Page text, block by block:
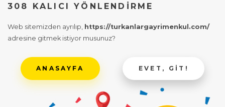
308 KALICI YÖNLENDIRME
Web sitemizden ayrılıp, https://turkanlargayrimenkul.com/
adresine gitmek istiyor musunuz?
ANASAYFA EVET, GIT!